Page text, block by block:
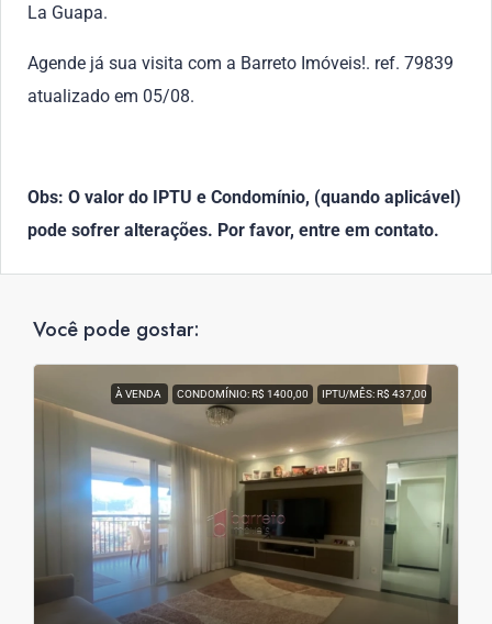
La Guapa.
Agende já sua visita com a Barreto Imóveis!. ref. 79839
atualizado em 05/08.
Obs: O valor do IPTU e Condomínio, (quando aplicável)
pode sofrer alterações. Por favor, entre em contato.
Você pode gostar:
À VENDA CONDOMÍNIO: R$ 1400,00 IPTU/MÊS: R$ 437,00